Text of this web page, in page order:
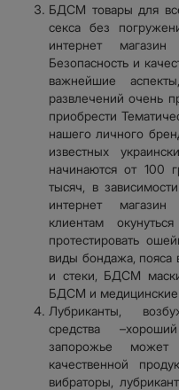
БДСМ товары для
секса без
интернет
Безопасность и
важнейшие
развлечений очень
приобрести
нашего личного
известных
начинаются от 100
тысяч, в
интернет
клиентам
протестировать
виды бондажа, пояса
и стеки, БДСМ
БДСМ и медицинские
Лубриканты,
средства
запорожье может
качественной
вибраторы,